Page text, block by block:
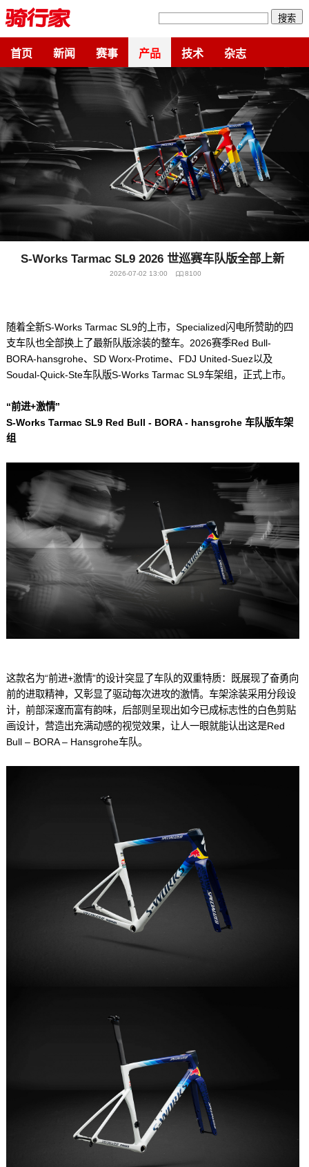
搜索
首页 新闻 赛事 产品 技术 杂志
S-Works Tarmac SL9 2026 世巡赛车队版全部上新
2026-07-02 13:00 8100
随着全新S-Works Tarmac SL9的上市，Specialized闪电所赞助的四
支车队也全部换上了最新队版涂装的整车。2026赛季Red Bull-
BORA-hansgrohe、SD Worx-Protime、FDJ United-Suez以及
Soudal-Quick-Ste车队版S-Works Tarmac SL9车架组，正式上市。
“前进+激情”
S-Works Tarmac SL9 Red Bull - BORA - hansgrohe 车队版车架
组
这款名为“前进+激情”的设计突显了车队的双重特质：既展现了奋勇向
前的进取精神，又彰显了驱动每次进攻的激情。车架涂装采用分段设
计，前部深邃而富有韵味，后部则呈现出如今已成标志性的白色剪贴
画设计，营造出充满动感的视觉效果，让人一眼就能认出这是Red
Bull – BORA – Hansgrohe车队。